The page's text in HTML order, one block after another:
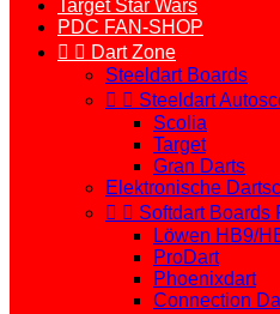
Target Star Wars
PDC FAN-SHOP
  Dart Zone
Steeldart Boards
  Steeldart
Scolia
Target
Gran Darts
Elektronische
  Softdart Boards
Löwen HB9/
ProDart
Phoenixdart
Connection